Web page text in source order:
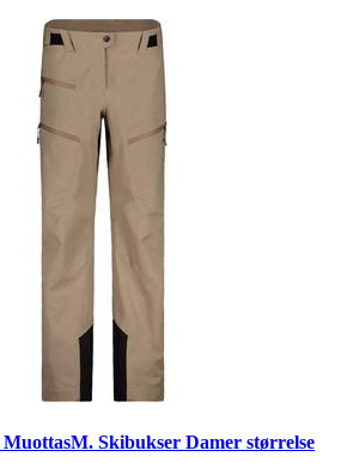
Skibukser Damer størrelse